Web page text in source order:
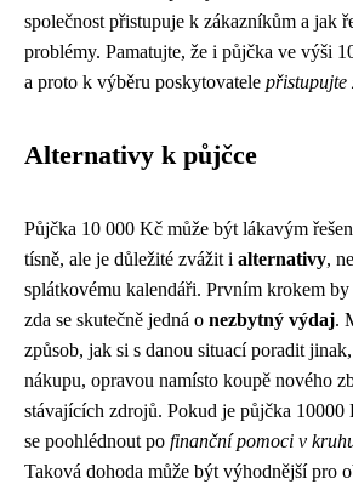
společnost přistupuje k zákazníkům a jak
problémy. Pamatujte, že i půjčka ve výši
a proto k výběru poskytovatele přistupujte
Alternativy k půjčce
Půjčka 10 000 Kč může být lákavým
tísně, ale je důležité zvážit i alternativy,
splátkovému kalendáři. Prvním krokem
zda se skutečně jedná o nezbytný výdaj.
způsob, jak si s danou situací poradit
nákupu, opravou namísto koupě nového
stávajících zdrojů. Pokud je půjčka 10000
se poohlédnout po finanční pomoci v
Taková dohoda může být výhodnější pro